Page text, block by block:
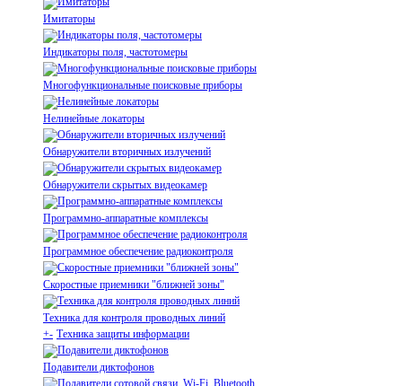
Имитаторы
Индикаторы поля, частотомеры
Многофункциональные поисковые приборы
Нелинейные локаторы
Обнаружители вторичных излучений
Обнаружители скрытых видеокамер
Программно-аппаратные комплексы
Программное обеспечение радиоконтроля
Скоростные приемники "ближней зоны"
Техника для контроля проводных линий
+- Техника защиты информации
Подавители диктофонов